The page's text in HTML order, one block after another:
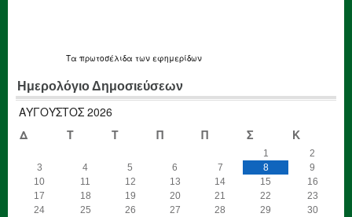
Τα πρωτοσέλιδα των εφημερίδων
Ημερολόγιο Δημοσιεύσεων
ΑΎΓΟΥΣΤΟΣ 2026
Δ
Τ Τ Π Π Σ Κ
1
2
3
4 5 6 7 8
9
10
11 12 13 14 15
16
17
18 19 20 21 22
23
24
25 26 27 28 29
30